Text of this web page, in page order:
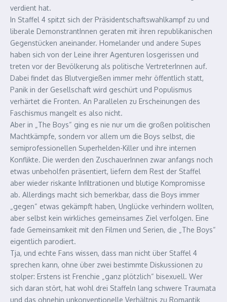
verdient hat.
In Staffel 4 spitzt sich der Präsidentschaftswahlkampf zu und
liberale DemonstrantInnen geraten mit ihren republikanischen
Gegenstücken aneinander. Homelander und andere Supes
haben sich von der Leine ihrer Agenturen losgerissen und
treten vor der Bevölkerung als politische VertreterInnen auf.
Dabei findet das Blutvergießen immer mehr öffentlich statt,
Panik in der Gesellschaft wird geschürt und Populismus
verhärtet die Fronten. An Parallelen zu Erscheinungen des
Faschismus mangelt es also nicht.
Aber in „The Boys“ ging es nie nur um die großen politischen
Machtkämpfe, sondern vor allem um die Boys selbst, die
semiprofessionellen Superhelden-Killer und ihre internen
Konflikte. Die werden den ZuschauerInnen zwar anfangs noch
etwas unbeholfen präsentiert, liefern dem Rest der Staffel
aber wieder riskante Infiltrationen und blutige Kompromisse
ab. Allerdings macht sich bemerkbar, dass die Boys immer
„gegen“ etwas gekämpft haben, Unglücke verhindern wollten,
aber selbst kein wirkliches gemeinsames Ziel verfolgen. Eine
fade Gemeinsamkeit mit den Filmen und Serien, die „The Boys“
eigentlich parodiert.
Tja, und echte Fans wissen, dass man nicht über Staffel 4
sprechen kann, ohne über zwei bestimmte Diskussionen zu
stolper: Erstens ist Frenchie „ganz plötzlich“ bisexuell. Wer
sich daran stört, hat wohl drei Staffeln lang schwere Traumata
und das ohnehin unkonventionelle Verhältnis zu Romantik